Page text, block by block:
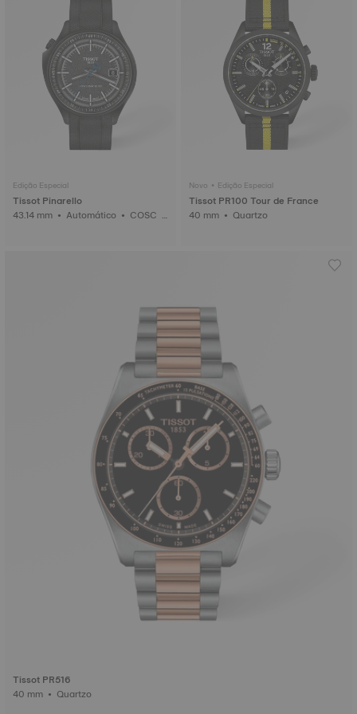
Edição Especial
Tissot Pinarello
43.14 mm • Automático • COSC •
Novo • Edição Especial
Tissot PR100 Tour de France
40 mm • Quartzo
Tissot PR516
40 mm • Quartzo